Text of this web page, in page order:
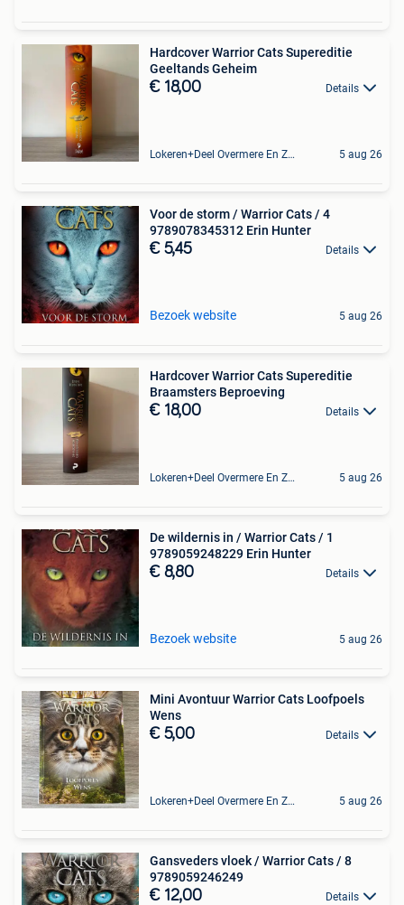
Hardcover Warrior Cats Supereditie
Geeltands Geheim
€ 18,00 Details
Lokeren+Deel Overmere En Zele 5 aug 26
Voor de storm / Warrior Cats / 4
9789078345312 Erin Hunter
€ 5,45 Details
Bezoek website 5 aug 26
Hardcover Warrior Cats Supereditie
Braamsters Beproeving
€ 18,00 Details
Lokeren+Deel Overmere En Zele 5 aug 26
De wildernis in / Warrior Cats / 1
9789059248229 Erin Hunter
€ 8,80 Details
Bezoek website 5 aug 26
Mini Avontuur Warrior Cats Loofpoels
Wens
€ 5,00 Details
Lokeren+Deel Overmere En Zele 5 aug 26
Gansveders vloek / Warrior Cats / 8
9789059246249
€ 12,00 Details